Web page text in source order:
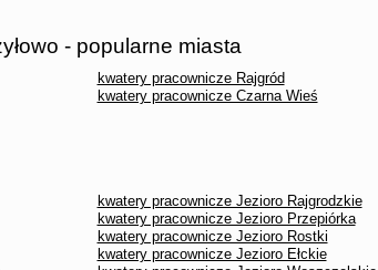
- popularne miasta
kwatery pracownicze Rajgród
kwatery pracownicze Czarna Wieś
kwatery pracownicze Jezioro Rajgrodzkie
kwatery pracownicze Jezioro Przepiórka
kwatery pracownicze Jezioro Rostki
kwatery pracownicze Jezioro Ełckie